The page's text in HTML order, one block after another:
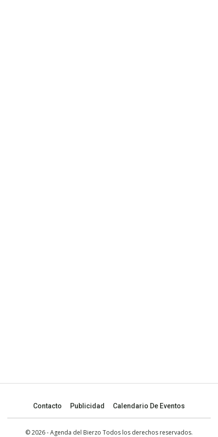
Contacto Publicidad Calendario De Eventos
© 2026 - Agenda del Bierzo Todos los derechos reservados.